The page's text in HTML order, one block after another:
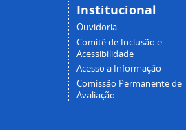
Institucional
Ouvidoria
Comitê de Inclusão e
Acessibilidade
Acesso a Informação
Comissão Permanente de
Avaliação